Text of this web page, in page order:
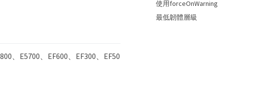
、E5700、EF600、EF300、EF50
使用forceOnWarning
最低韌體層級